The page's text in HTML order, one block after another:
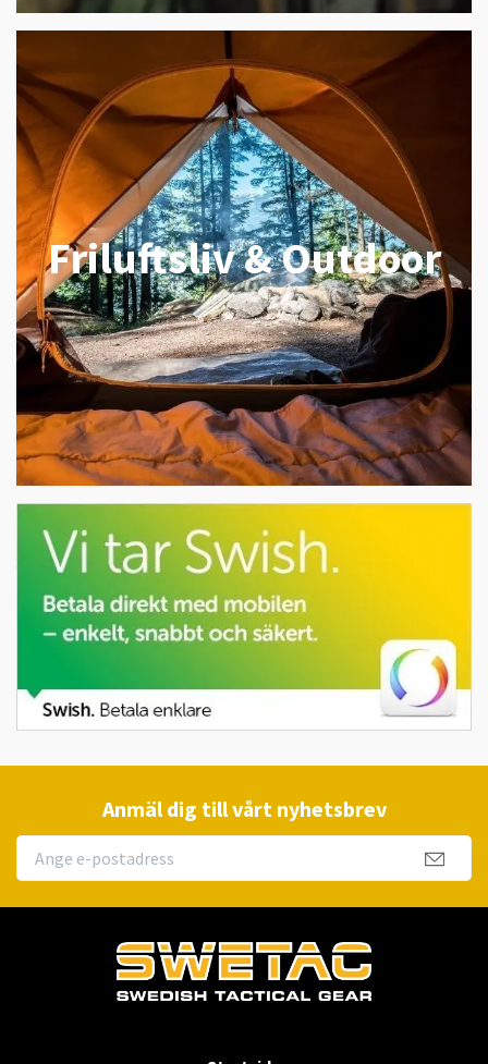
Friluftsliv & Outdoor
Anmäl dig till vårt nyhetsbrev